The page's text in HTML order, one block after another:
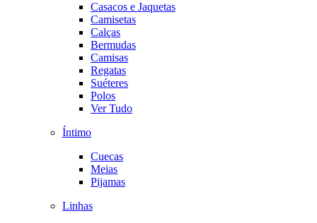
Casacos e Jaquetas
Camisetas
Calças
Bermudas
Camisas
Regatas
Suéteres
Polos
Ver Tudo
Íntimo
Cuecas
Meias
Pijamas
Linhas